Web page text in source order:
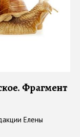
Фрагмент
Елены